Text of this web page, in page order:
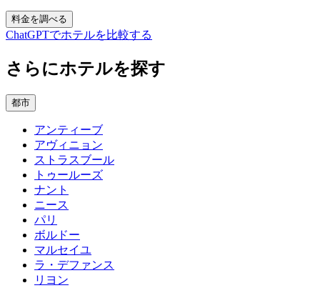
料金を調べる
ChatGPTでホテルを比較する
さらにホテルを探す
都市
アンティーブ
アヴィニョン
ストラスブール
トゥールーズ
ナント
ニース
パリ
ボルドー
マルセイユ
ラ・デファンス
リヨン